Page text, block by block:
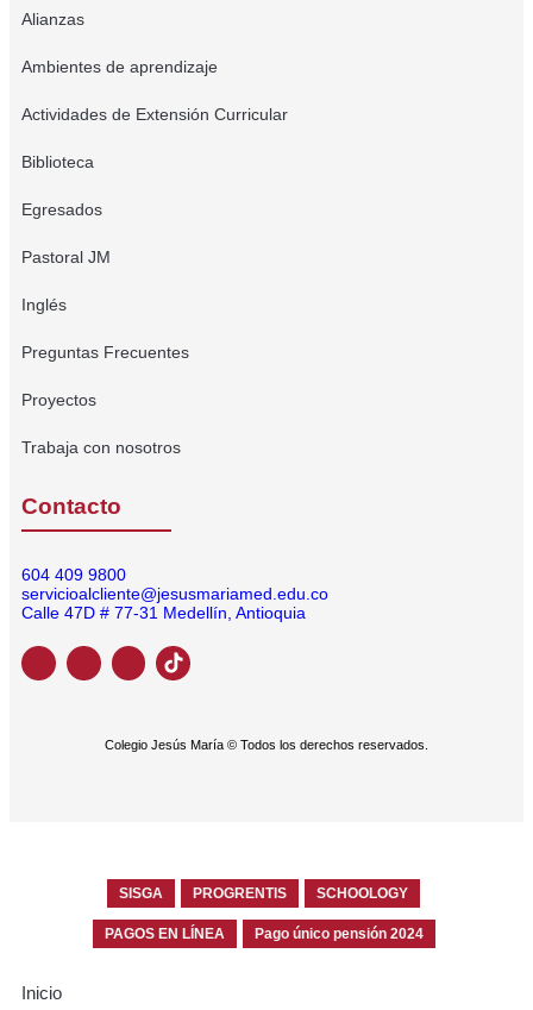
Alianzas
Ambientes de aprendizaje
Actividades de Extensión Curricular
Biblioteca
Egresados
Pastoral JM
Inglés
Preguntas Frecuentes
Proyectos
Trabaja con nosotros
Contacto
604 409 9800
servicioalcliente@jesusmariamed.edu.co
Calle 47D # 77-31 Medellín, Antioquia
Colegio Jesús María © Todos los derechos reservados.
SISGA PROGRENTIS SCHOOLOGY
PAGOS EN LÍNEA Pago único pensión 2024
Inicio